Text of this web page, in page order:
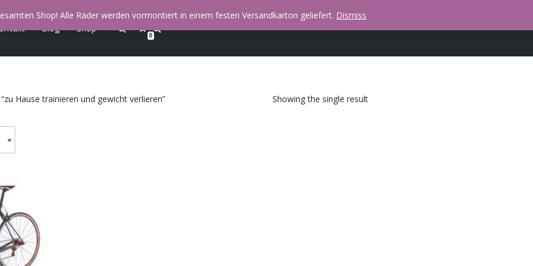
Blog Shop
0
Hause trainieren und gewicht verlieren” Showing the single result
Shop! Alle Räder werden vormontiert in einem festen Versandkarton geliefert. Dismiss